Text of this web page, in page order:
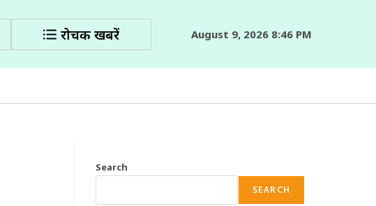
रोचक खबरें August 9, 2026 8:46 PM
Search
SEARCH